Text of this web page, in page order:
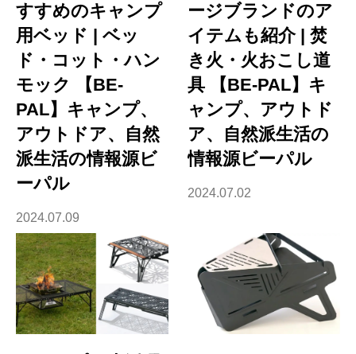
すすめのキャンプ
用ベッド | ベッ
ド・コット・ハン
モック 【BE-
PAL】キャンプ、
アウトドア、自然
派生活の情報源ビ
ーパル
2024.07.09
ージブランドのア
イテムも紹介 | 焚
き火・火おこし道
具 【BE-PAL】キ
ャンプ、アウトド
ア、自然派生活の
情報源ビーパル
2024.07.02